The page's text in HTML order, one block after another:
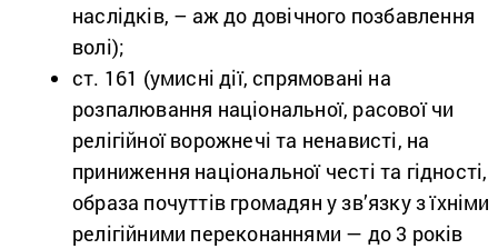
наслідків, – аж до довічного позбавлення
волі);
ст. 161 (умисні дії, спрямовані на
розпалювання національної, расової чи
релігійної ворожнечі та ненависті, на
приниження національної честі та гідності,
образа почуттів громадян у зв’язку з їхніми
релігійними переконаннями — до 3 років